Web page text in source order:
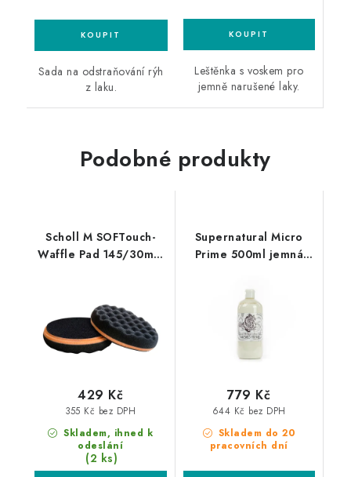
Sada na odstraňování rýh
z laku.
Leštěnka s voskem pro
jemně narušené laky.
Podobné produkty
Scholl M SOFTouch-
Waffle Pad 145/30mm
Skladem, ihned k
odeslání
(2 ks)
355 Kč bez DPH
429 Kč
Supernatural Micro
Prime 500ml jemná
Skladem do 20
pracovních dní
644 Kč bez DPH
779 Kč